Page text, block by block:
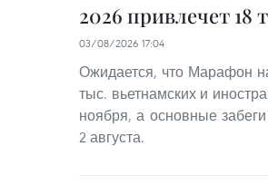
2026 привлечет 18
03/08/2026 17:04
Ожидается, что Марафон
тыс. вьетнамских и
ноября, а основные
2 августа.